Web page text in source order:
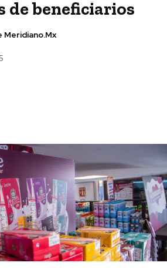
de beneficiarios
Meridiano.mx